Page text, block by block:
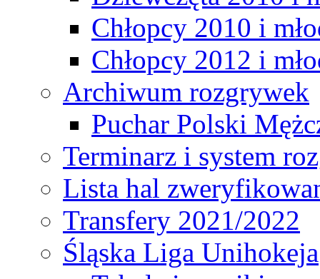
Chłopcy 2010 i
Chłopcy 2012 i
Archiwum rozgrywek
Puchar Polski
Terminarz i system
Lista hal
Transfery 2021/2022
Śląska Liga Unihokeja